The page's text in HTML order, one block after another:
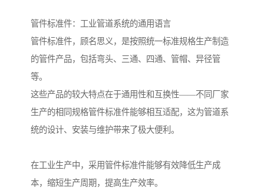
管件标准件：工业管道系统的通用语言
管件标准件，顾名思义，是按照统一标准规格生产制造
的管件产品，包括弯头、三通、四通、管帽、异径管
等。
这些产品的较大特点在于通用性和互换性——不同厂家
生产的相同规格管件标准件能够相互适配，这为管道系
统的设计、安装与维护带来了极大便利。
在工业生产中，采用管件标准件能够有效降低生产成
本，缩短生产周期，提高生产效率。